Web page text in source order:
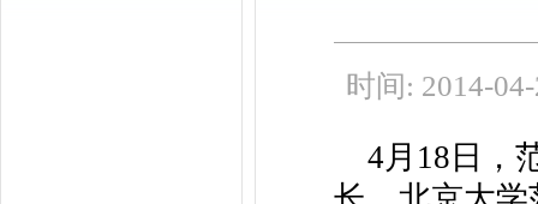
时间: 2014-
4月18日，